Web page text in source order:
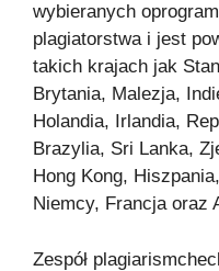
wybieranych
plagiatorstwa i jest
takich krajach jak
Brytania, Malezja,
Holandia, Irlandia,
Brazylia, Sri Lanka,
Hong Kong,
Niemcy, Francja oraz
Zespół